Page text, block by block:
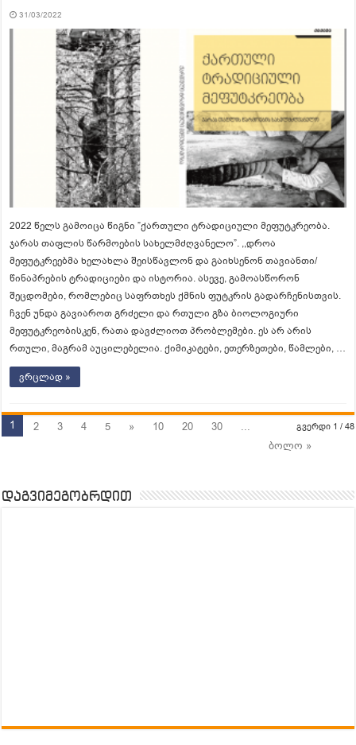
31/03/2022
2022 წელს გამოიცა წიგნი ”ქართული ტრადიციული მეფუტკრეობა.
ჯარას თაფლის წარმოების სახელმძღვანელო”. ,,დროა
მეფუტკრეებმა ხელახლა შეისწავლონ და გაიხსენონ თავიანთი/
წინაპრების ტრადიციები და ისტორია. ასევე, გამოასწორონ
შეცდომები, რომლებიც საფრთხეს ქმნის ფუტკრის გადარჩენისთვის.
ჩვენ უნდა გავიაროთ გრძელი და რთული გზა ბიოლოგიური
მეფუტკრეობისკენ, რათა დავძლიოთ პრობლემები. ეს არ არის
რთული, მაგრამ აუცილებელია. ქიმიკატები, ეთერზეთები, წამლები, …
ვრცლად »
გვერდი 1 / 48
1 2 3 4 5 » 10 20 30
...
ბოლო »
დაგვიმეგობრდით